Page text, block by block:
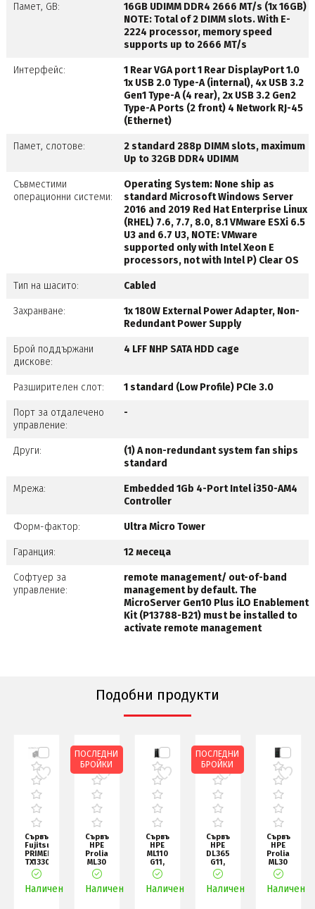
Памет, GB:
16GB UDIMM DDR4 2666 MT/s (1x 16GB)
NOTE: Total of 2 DIMM slots. With E-
2224 processor, memory speed
supports up to 2666 MT/s
Интерфейс:
1 Rear VGA port 1 Rear DisplayPort 1.0
1x USB 2.0 Type-A (internal), 4x USB 3.2
Gen1 Type-A (4 rear), 2x USB 3.2 Gen2
Type-A Ports (2 front) 4 Network RJ-45
(Ethernet)
Памет, слотове:
2 standard 288p DIMM slots, maximum
Up to 32GB DDR4 UDIMM
Съвместими
операционни системи:
Operating System: None ship as
standard Microsoft Windows Server
2016 and 2019 Red Hat Enterprise Linux
(RHEL) 7.6, 7.7, 8.0, 8.1 VMware ESXi 6.5
U3 and 6.7 U3, NOTE: VMware
supported only with Intel Xeon E
processors, not with Intel P) Clear OS
Тип на шасито: Cabled
Захранване:
1x 180W External Power Adapter, Non-
Redundant Power Supply
Брой поддържани
дискове:
4 LFF NHP SATA HDD cage
Разширителен слот: 1 standard (Low Profile) PCIe 3.0
Порт за отдалечено
управление:
-
Други:
(1) A non-redundant system fan ships
standard
Мрежа:
Embedded 1Gb 4-Port Intel i350-AM4
Controller
Форм-фактор: Ultra Micro Tower
Гаранция: 12 месеца
Софтуер за
управление:
remote management/ out-of-band
management by default. The
MicroServer Gen10 Plus iLO Enablement
Kit (P13788-B21) must be installed to
activate remote management
Подобни продукти
Сървър
Fujitsu
PRIMERGY
TX1330
M6, F,
RPSU,
ERP
Наличен
Сървър
HPE
Proliant
ML30
G11,
Xeon
6325P,
Наличен
ПОСЛЕДНИ
БРОЙКИ
Сървър
HPE
ML110
G11,
Xeon
Silver
4510,
Наличен
Сървър
HPE
DL365
G11,
AMD
EPYC
9115
Наличен
ПОСЛЕДНИ
БРОЙКИ
Сървър
HPE
Proliant
ML30
G11,
Xeon
6325P,
Наличен